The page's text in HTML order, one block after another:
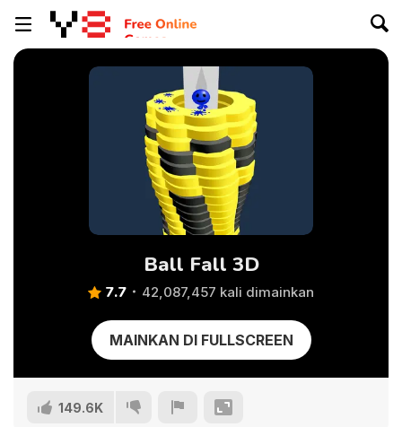
Ball Fall 3D
7.7 42,087,457 kali dimainkan
MAINKAN DI FULLSCREEN
149.6K